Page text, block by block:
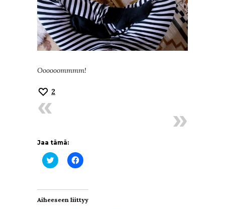
Oooooommmm!
2
Jaa tämä:
Jaa
Twitterissä(Avautuu
Jaa
Facebookissa(Avautuu
Aiheeseen liittyy